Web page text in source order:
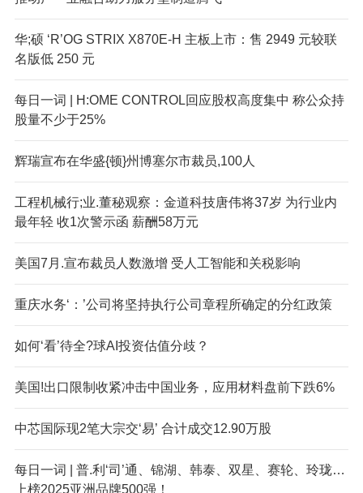
华;硕 ‘R’OG STRIX X870E-H 主板上市：售 2949 元较联
名版低 250 元
每日一词 | H:OME CONTROL回应股权高度集中 称公众持
股量不少于25%
辉瑞宣布在华盛{顿}州博塞尔市裁员,100人
工程机械行;业.董秘观察：金道科技唐伟将37岁 为行业内
最年轻 收1次警示函 薪酬58万元
美国7月.宣布裁员人数激增 受人工智能和关税影响
重庆水务‘：’公司将坚持执行公司章程所确定的分红政策
如何‘看’待全?球AI投资估值分歧？
美国!出口限制收紧冲击中国业务，应用材料盘前下跌6%
中芯国际现2笔大宗交‘易’ 合计成交12.90万股
每日一词 | 普.利‘司’通、锦湖、韩泰、双星、赛轮、玲珑…
上榜2025亚洲品牌500强！